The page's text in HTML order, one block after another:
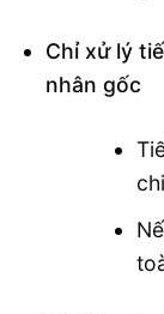
Chỉ xử lý
nhân gốc